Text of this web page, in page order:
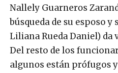
Nallely Guarneros
búsqueda de su esposo y
Liliana Rueda Daniel) da
Del resto de los
algunos están prófugos